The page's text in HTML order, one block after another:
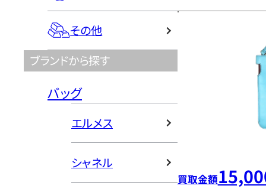
その他
ブランドから探す
バッグ
エルメス
シャネル
買取金額